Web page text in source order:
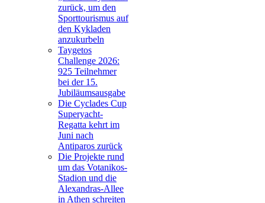
zurück, um den
Sporttourismus auf
den Kykladen
anzukurbeln
Taygetos
Challenge 2026:
925 Teilnehmer
bei der 15.
Jubiläumsausgabe
Die Cyclades Cup
Superyacht-
Regatta kehrt im
Juni nach
Antiparos zurück
Die Projekte rund
um das Votanikos-
Stadion und die
Alexandras-Allee
in Athen schreiten